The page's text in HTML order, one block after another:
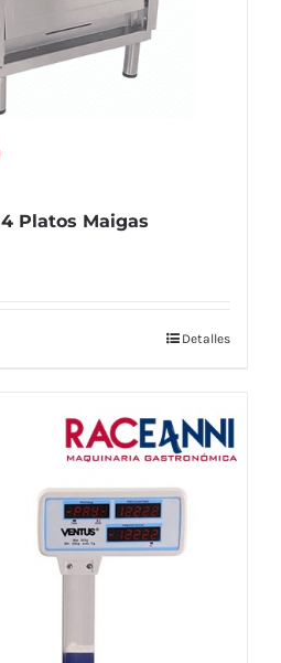
Platos Maigas
Detalles